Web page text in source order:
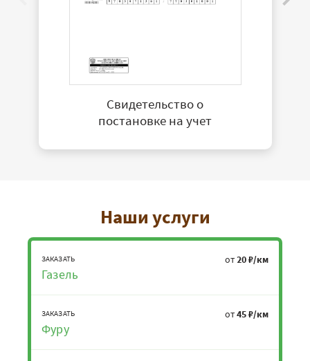
Свидетельство о
постановке на учет
Наши услуги
ЗАКАЗАТЬ
Газель
от20 ₽/км
ЗАКАЗАТЬ
Фуру
от45 ₽/км